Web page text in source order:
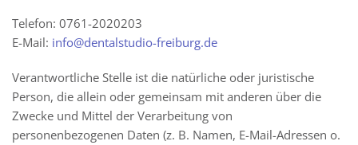
Telefon: 0761-2020203
E-Mail: info@dentalstudio-freiburg.de
Verantwortliche Stelle ist die natürliche oder juristische
Person, die allein oder gemeinsam mit anderen über die
Zwecke und Mittel der Verarbeitung von
personenbezogenen Daten (z. B. Namen, E-Mail-Adressen o.